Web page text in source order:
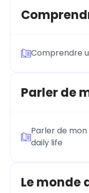
Comprendre
Parler de
Parler de
daily life
Le monde